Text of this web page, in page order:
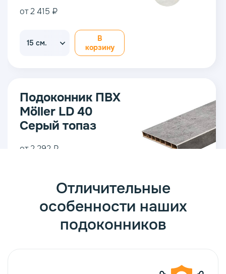
от 2 415 ₽
15 см.
В
корзину
Подоконник ПВХ
Möller LD 40
Серый топаз
от 2 292 ₽
корзину
Подоконник ПВХ
Möller LD 40
Отличительные
особенности наших
подоконников